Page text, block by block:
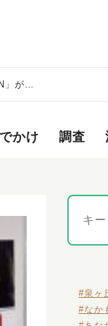
」が6
かけ 調査
#泉ヶ
#なか